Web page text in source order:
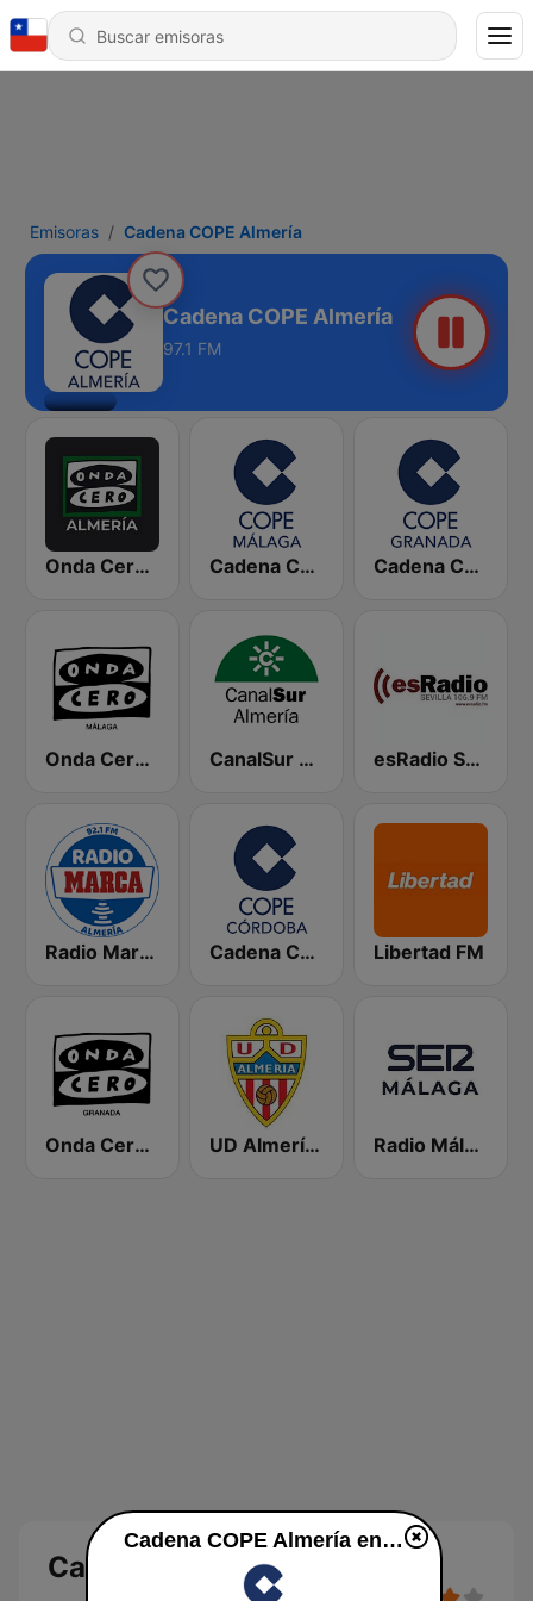
Emisoras Cadena COPE Almería
Cadena COPE Almería
97.1 FM
Onda Cero Almería Cadena COPE Málaga Cadena COPE Granada
Onda Cero Málaga CanalSur Radio Almería esRadio Sevilla
Radio Marca Almería Cadena COPE Córdoba Libertad FM
Onda Cero Granada UD Almería Radio Radio Málaga SER
Cadena COPE Almería
Cadena COPE Almería en vivo